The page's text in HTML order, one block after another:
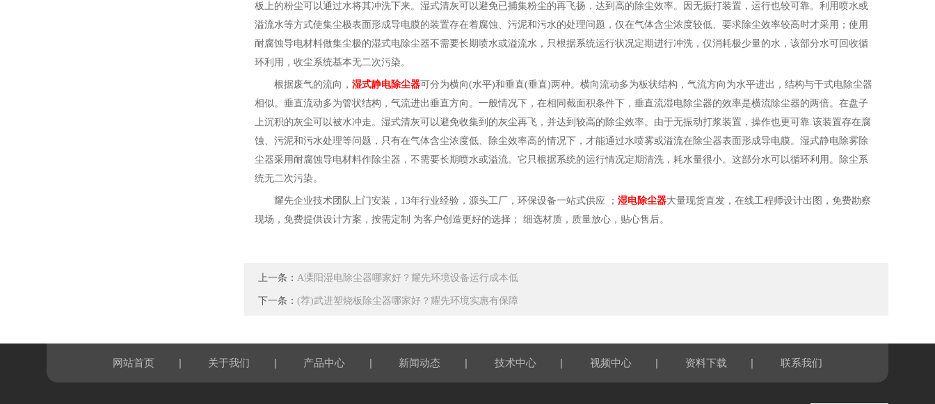
板上的粉尘可以通过水将其冲洗下来。湿式清灰可以避免已捕集粉尘的再飞扬，达到高的除尘效率。因无振打装置，运行也较可靠。利用喷水或
溢流水等方式使集尘极表面形成导电膜的装置存在着腐蚀、污泥和污水的处理问题，仅在气体含尘浓度较低、要求除尘效率较高时才采用；使用
耐腐蚀导电材料做集尘极的湿式电除尘器不需要长期喷水或溢流水，只根据系统运行状况定期进行冲洗，仅消耗极少量的水，该部分水可回收循
环利用，收尘系统基本无二次污染。
根据废气的流向，湿式静电除尘器可分为横向(水平)和垂直(垂直)两种。横向流动多为板状结构，气流方向为水平进出，结构与干式电除尘器
相似。垂直流动多为管状结构，气流进出垂直方向。一般情况下，在相同截面积条件下，垂直流湿电除尘器的效率是横流除尘器的两倍。在盘子
上沉积的灰尘可以被水冲走。湿式清灰可以避免收集到的灰尘再飞，并达到较高的除尘效率。由于无振动打浆装置，操作也更可靠.该装置存在腐
蚀、污泥和污水处理等问题，只有在气体含尘浓度低、除尘效率高的情况下，才能通过水喷雾或溢流在除尘器表面形成导电膜。湿式静电除雾除
尘器采用耐腐蚀导电材料作除尘器，不需要长期喷水或溢流。它只根据系统的运行情况定期清洗，耗水量很小。这部分水可以循环利用。除尘系
统无二次污染。
耀先企业技术团队上门安装， 13年行业经验，源头工厂，环保设备一站式供应 ；湿电除尘器大量现货直发，在线工程师设计出图，免费勘察
现场，免费提供设计方案，按需定制 为客户创造更好的选择； 细选材质，质量放心，贴心售后。
上一条： A溧阳湿电除尘器哪家好？耀先环境设备运行成本低
下一条：(荐)武进塑烧板除尘器哪家好？耀先环境实惠有保障
网站首页 | 关于我们 | 产品中心 | 新闻动态 | 技术中心 | 视频中心 | 资料下载 | 联系我们